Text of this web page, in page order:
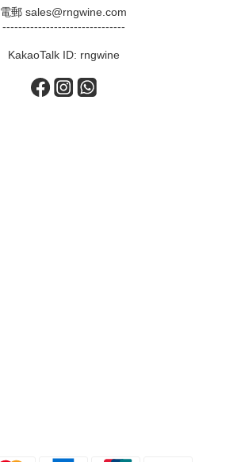
電郵 sales@rngwine.com
-------------------------------
KakaoTalk ID: rngwine